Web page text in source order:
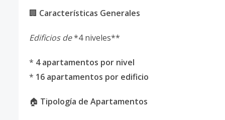
🏢 Características Generales
Edificios de*4 niveles**
* 4 apartamentos por nivel
* 16 apartamentos por edificio
🏠 Tipología de Apartamentos